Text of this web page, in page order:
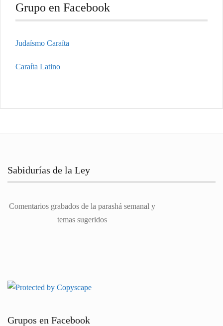
Grupo en Facebook
Judaísmo Caraíta
Caraíta Latino
Sabidurías de la Ley
Comentarios grabados de la parashá semanal y
temas sugeridos
Grupos en Facebook